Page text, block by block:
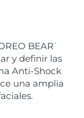
BEAR ™
y definir las
Anti-Shock
una amplia